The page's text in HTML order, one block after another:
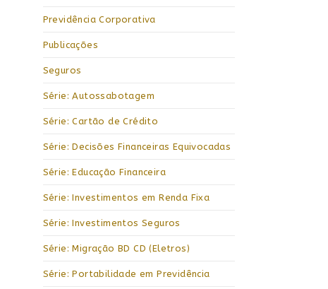
Previdência Corporativa
Publicações
Seguros
Série: Autossabotagem
Série: Cartão de Crédito
Série: Decisões Financeiras Equivocadas
Série: Educação Financeira
Série: Investimentos em Renda Fixa
Série: Investimentos Seguros
Série: Migração BD CD (Eletros)
Série: Portabilidade em Previdência